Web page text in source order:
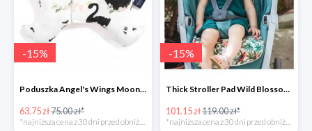
-15%
Poduszka Angel's Wings Moonlight Swan Powder Pink La Millou -15%
63.75 zł75.00 zł*
-15%
Thick Stroller Pad Wild Blossom Powder Pink Velvet Collection La Millou -15%
101.15 zł119.00 zł*